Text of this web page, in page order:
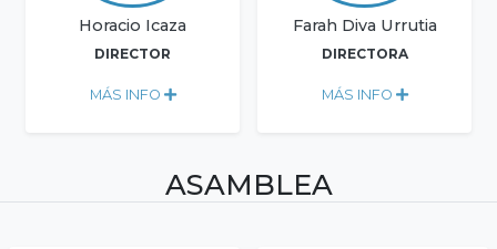
Horacio Icaza
DIRECTOR
MÁS INFO
Farah Diva Urrutia
DIRECTORA
MÁS INFO
ASAMBLEA